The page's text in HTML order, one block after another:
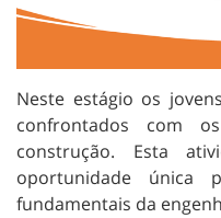
Neste estágio os
confrontados com
construção. Esta
oportunidade única
fundamentais da